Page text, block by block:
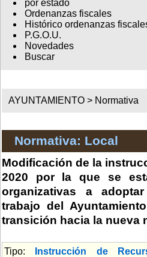
por estado
Ordenanzas fiscales
Histórico ordenanzas
P.G.O.U.
Novedades
Buscar
AYUNTAMIENTO > Normativa
Normativa: Local
Modificación de la
2020 por la que se
organizativas a
trabajo del
transición hacia la nueva
Tipo:
Instrucción de